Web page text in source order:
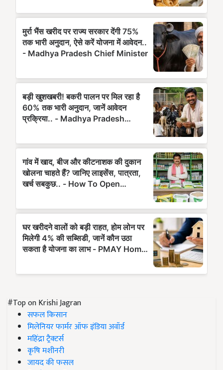
#Top on Krishi Jagran
सफल किसान
मिलेनियर फार्मर ऑफ इंडिया अवॉर्ड
महिंद्रा ट्रैक्टर्स
कृषि मशीनरी
जायद की फसल